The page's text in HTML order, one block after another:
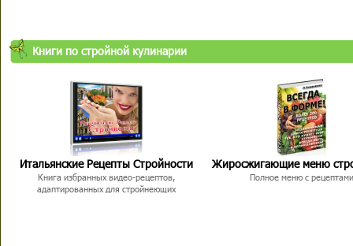
Книги по стройной кулинарии
Итальянские Рецепты Стройности
Книга избранных видео-рецептов,
адаптированных для стройнеющих
Жиросжигающие меню
Полное меню с рецептами